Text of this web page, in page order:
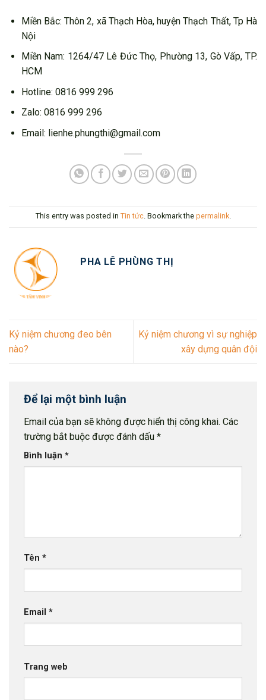
Miền Bắc: Thôn 2, xã Thạch Hòa, huyện Thạch Thất, Tp Hà
Nội
Miền Nam: 1264/47 Lê Đức Thọ, Phường 13, Gò Vấp, TP.
HCM
Hotline: 0816 999 296
Zalo: 0816 999 296
Email: lienhe.phungthi@gmail.com
This entry was posted in Tin tức. Bookmark the permalink.
PHA LÊ PHÙNG THỊ
Kỷ niệm chương đeo bên
nào?
Kỷ niệm chương vì sự nghiệp
xây dựng quân đội
Để lại một bình luận
Email của bạn sẽ không được hiển thị công khai. Các
trường bắt buộc được đánh dấu *
Bình luận *
Tên *
Email *
Trang web